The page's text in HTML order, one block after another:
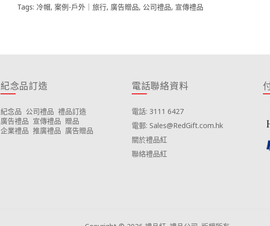
Tags: 冷帽, 案例-戶外｜旅行, 廣告贈品, 公司禮品, 宣傳禮品
紀念品訂造
紀念品 公司禮品 禮品訂造
廣告禮品 宣傳禮品 贈品
企業禮品 推廣禮品 廣告贈品
電話聯絡資料
電話: 3111 6427
電郵: Sales@RedGift.com.hk
關於禮品紅
聯絡禮品紅